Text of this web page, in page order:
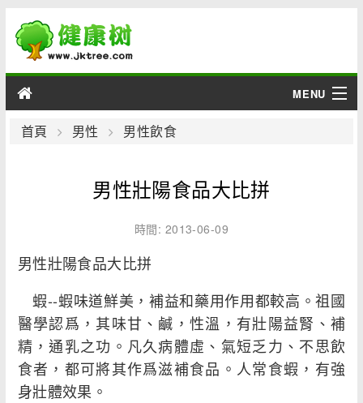
MENU
男性
綜合
疾病
首頁 男性 男性飲食
男性壯陽食品大比拼
時間: 2013-06-09
男性壯陽食品大比拼
蝦--蝦味道鮮美，補益和藥用作用都較高。祖國
醫學認爲，其味甘、鹹，性溫，有壯陽益腎、補
精，通乳之功。凡久病體虛、氣短乏力、不思飲
食者，都可將其作爲滋補食品。人常食蝦，有強
身壯體效果。